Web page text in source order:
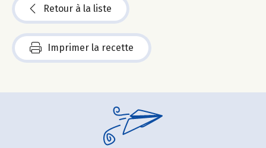
Retour à la liste
Imprimer la recette